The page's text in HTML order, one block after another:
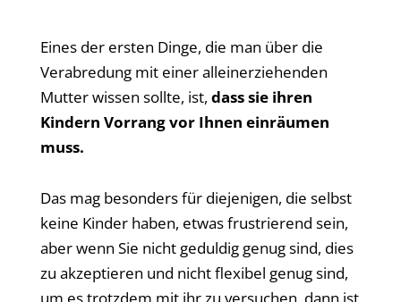
Eines der ersten Dinge, die man über die
Verabredung mit einer alleinerziehenden
Mutter wissen sollte, ist, dass sie ihren
Kindern Vorrang vor Ihnen einräumen
muss.
Das mag besonders für diejenigen, die selbst
keine Kinder haben, etwas frustrierend sein,
aber wenn Sie nicht geduldig genug sind, dies
zu akzeptieren und nicht flexibel genug sind,
um es trotzdem mit ihr zu versuchen, dann ist